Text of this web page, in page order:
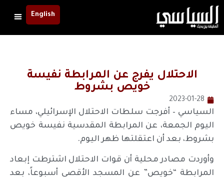
English
الاحتلال يفرج عن المرابطة نفيسة
خويص بشروط
2023-01-28
السياسي – أفرجت سلطات الاحتلال الإسرائيلي، مساء
اليوم الجمعة، عن المرابطة المقدسية نفيسة خويص
بشروط، بعد أن اعتقلتها ظهر اليوم.
وأوردت مصادر محلية أن قوات الاحتلال اشترطت إبعاد
المرابطة “خويص” عن المسجد الأقصى أسبوعاً، بعد